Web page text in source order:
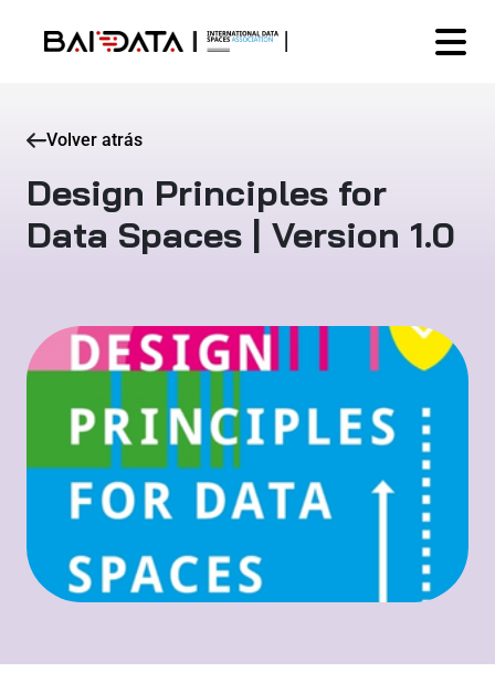
Volver atrás
Design Principles for
Data Spaces | Version 1.0